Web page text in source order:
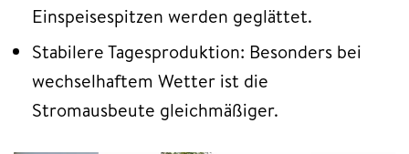
Einspeisespitzen werden geglättet.
Stabilere Tagesproduktion: Besonders bei
wechselhaftem Wetter ist die
Stromausbeute gleichmäßiger.